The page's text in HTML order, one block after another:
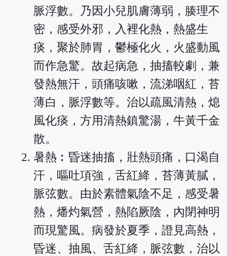
脈浮數。乃因小兒肌膚薄弱，腠理不
密，感受外邪，入裡化熱，熱盛生
痰，聚於肺胃，鬱極化火，火盛動風
而作急驚。故起病急，抽搐較劇，兼
發熱無汗，頭痛咳嗽，流涕咽紅，苔
薄白，脈浮數等。治以疏風清熱，熄
風化痰，方用清熱鎮驚湯，牛黃千金
散。
暑熱︰昏迷抽搐，壯熱頭痛，口渴自
汗，嘔吐項強，舌紅絳，苔薄黃膩，
脈弦數。由於素體氣陰不足，感受暑
熱，燔灼氣營，熱陷厥陰，內閉神明
而現驚風。病發於夏季，證見高熱，
昏迷、抽風、舌紅絳，脈弦數，治以